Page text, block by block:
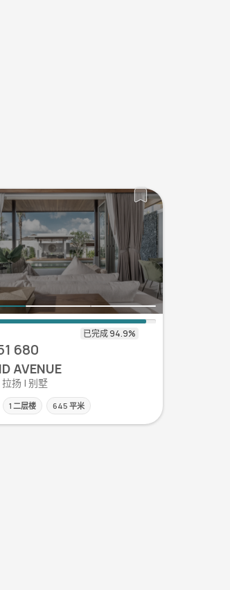
680
AVENUE
扬 | 别墅
1 二层楼 645 平米